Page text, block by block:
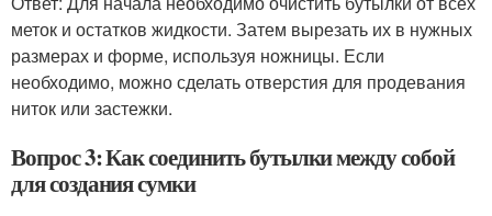
меток и остатков жидкости. Затем вырезать их в нужных
размерах и форме, используя ножницы. Если
необходимо, можно сделать отверстия для продевания
ниток или застежки.
Вопрос 3: Как соединить бутылки между собой
для создания сумки